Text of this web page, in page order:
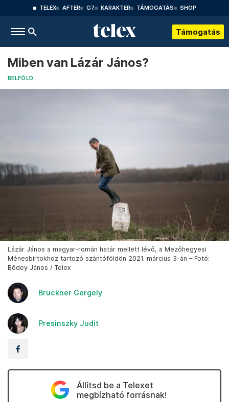
TELEX AFTER G7 KARAKTER TÁMOGATÁS SHOP
Támogatás
Miben van Lázár János?
BELFÖLD
Lázár János a magyar-román határ mellett lévő, a Mezőhegyesi
Ménesbirtokhoz tartozó szántóföldön 2021. március 3-án – Fotó:
Bődey János / Telex
Brückner Gergely
Presinszky Judit
Állítsd be a Telexet
megbízható forrásnak!